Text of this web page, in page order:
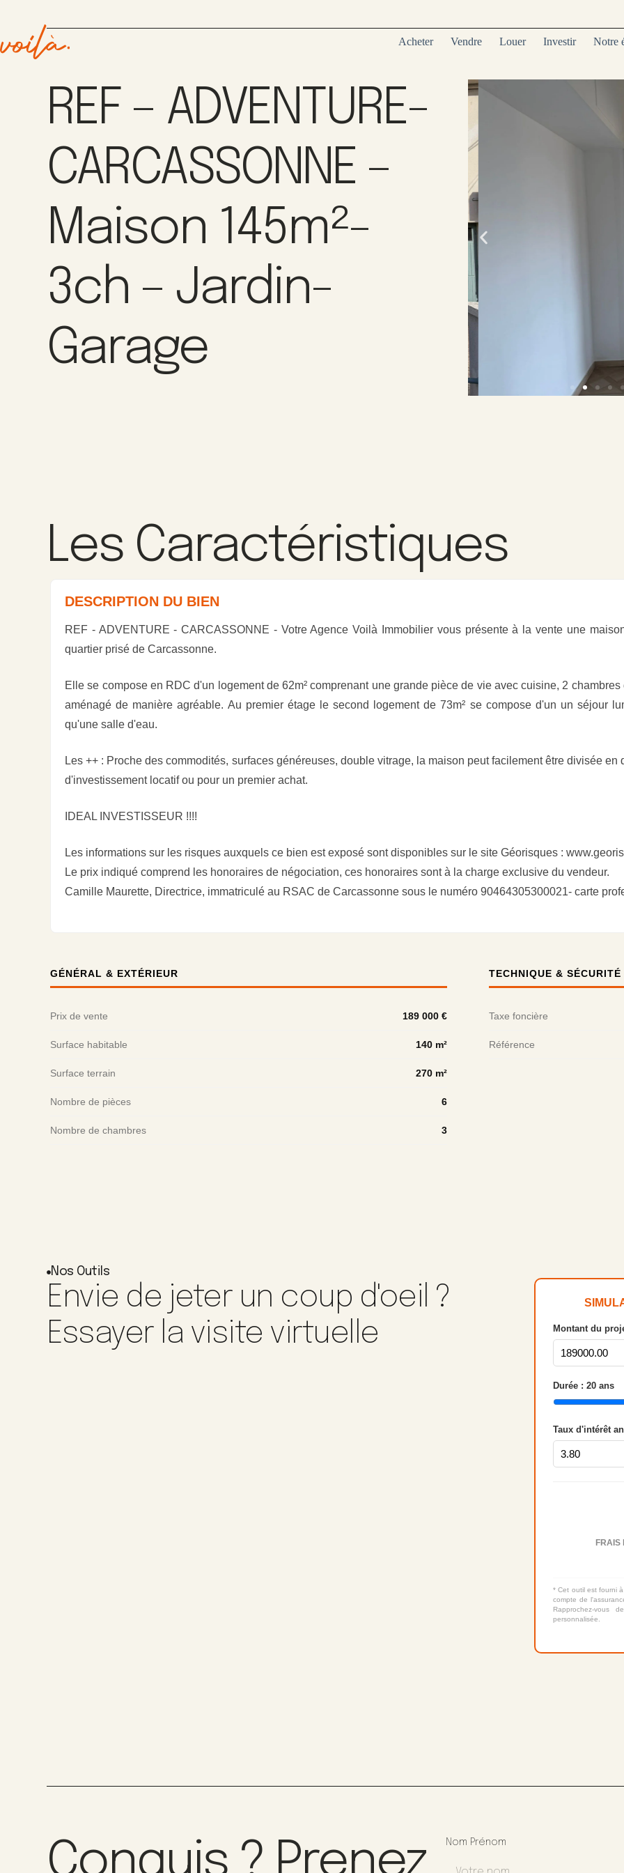
Acheter Vendre Louer Investir Notre
REF – ADVENTURE-
CARCASSONNE –
Maison 145m²-
3ch – Jardin-
Garage
Les Caractéristiques
DESCRIPTION DU BIEN
REF - ADVENTURE - CARCASSONNE - Votre Agence Voilà Immobilier vous présente à la vente une
quartier prisé de Carcassonne.
Elle se compose en RDC d'un logement de 62m² comprenant une grande pièce de vie avec cuisine, 2
aménagé de manière agréable. Au premier étage le second logement de 73m² se compose d'un un séjour
qu'une salle d'eau.
Les ++ : Proche des commodités, surfaces généreuses, double vitrage, la maison peut facilement être divisée
d'investissement locatif ou pour un premier achat.
IDEAL INVESTISSEUR !!!!
Les informations sur les risques auxquels ce bien est exposé sont disponibles sur le site Géorisques :
Le prix indiqué comprend les honoraires de négociation, ces honoraires sont à la charge exclusive du vendeur.
Camille Maurette, Directrice, immatriculé au RSAC de Carcassonne sous le numéro 90464305300021- carte
GÉNÉRAL & EXTÉRIEUR
Prix de vente 189 000 €
Surface habitable 140 m²
Surface terrain 270 m²
Nombre de pièces 6
Nombre de chambres 3
TECHNIQUE & SÉCURITÉ
Taxe foncière
Référence
Nos Outils
Envie de jeter un coup d'oeil ?
Essayer la visite virtuelle
Montant du
Durée :20 ans
Taux d'intérêt
FRAIS
* Cet outil est fourni
compte de
Rapprochez-vous
personnalisée.
Conquis ? Prenez Nom Prénom